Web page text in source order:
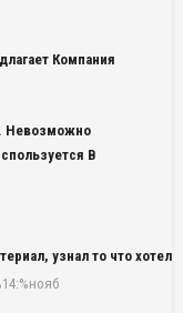
Компания
Невозможно
В
узнал то что хотел